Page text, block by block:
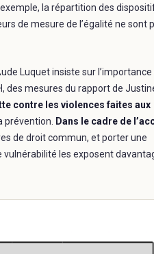
la répartition des
de mesure de l’égalité ne sont
Luquet insiste sur l’importance
des mesures du rapport de
contre les violences faites aux
prévention.
Dans le cadre de
de droit commun, et porter une
les exposent